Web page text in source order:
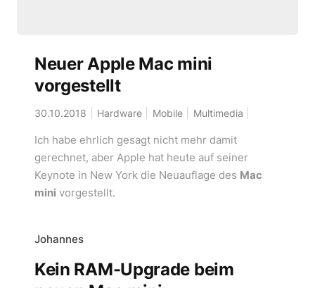
Neuer Apple Mac mini
vorgestellt
30.10.2018 Hardware Mobile Multimedia
Ich habe ehrlich gesagt nicht mehr damit
gerechnet, aber Apple hat heute auf seiner
Keynote in New York die Neuauflage des Mac
mini vorgestellt.
Johannes
Kein RAM-Upgrade beim